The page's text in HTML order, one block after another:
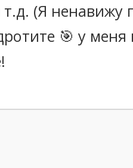
(Я ненавижу
🎯 у